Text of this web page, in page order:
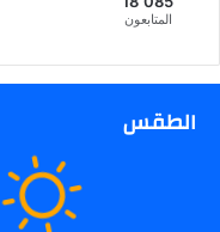
المتابعون
الطقس